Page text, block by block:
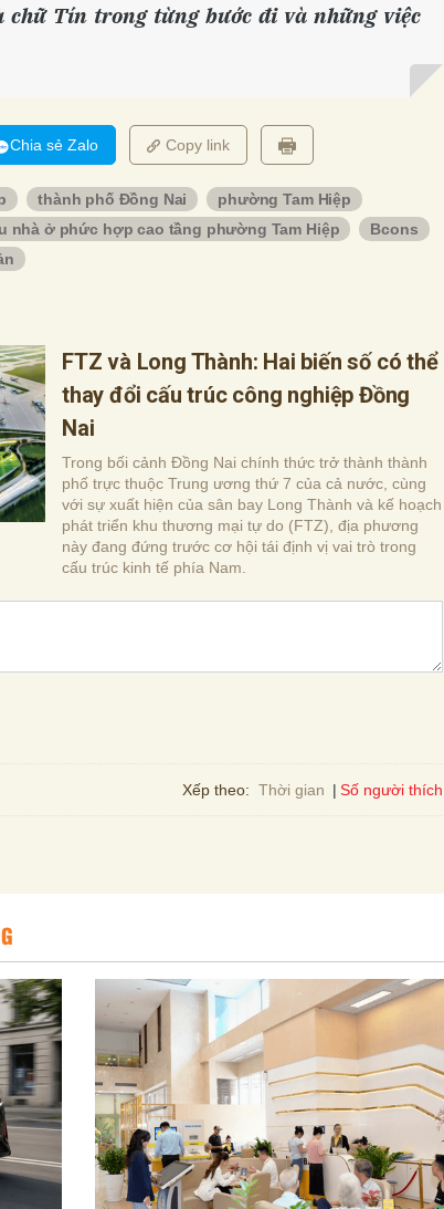
chữ Tín trong từng bước đi và những việc
Chia sẻ Zalo Copy link
thành phố Đồng Nai
phường Tam Hiệp
nhà ở phức hợp cao tầng phường Tam Hiệp
Bcons
FTZ và Long Thành: Hai biến số có thể
thay đổi cấu trúc công nghiệp Đồng
Nai
Trong bối cảnh Đồng Nai chính thức trở thành thành
phố trực thuộc Trung ương thứ 7 của cả nước, cùng
với sự xuất hiện của sân bay Long Thành và kế hoạch
phát triển khu thương mại tự do (FTZ), địa phương
này đang đứng trước cơ hội tái định vị vai trò trong
cấu trúc kinh tế phía Nam.
Xếp theo: Thời gian Số người thích